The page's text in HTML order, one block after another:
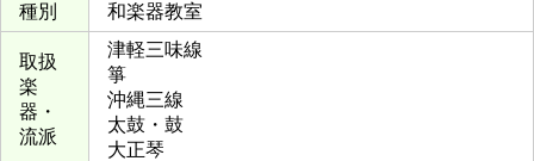
種別 和楽器教室
取扱
楽
器・
流派
津軽三味線
箏
沖縄三線
太鼓・鼓
大正琴